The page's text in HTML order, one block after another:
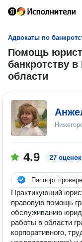
Адвокаты по
Помощь
банкротству
области
4.9 27 оценок
Паспорт
​Практикующий
правовую помощь
обслуживанию
работы в области
корпоративного,